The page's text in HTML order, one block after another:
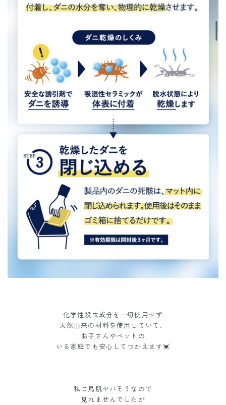
化学性殺虫成分を一切使用せず
天然由来の材料を使用していて、
お子さんやペットの
いる家庭でも安心してつかえます💓
私は鳥肌ヤバそうなので
見れませんでしたが